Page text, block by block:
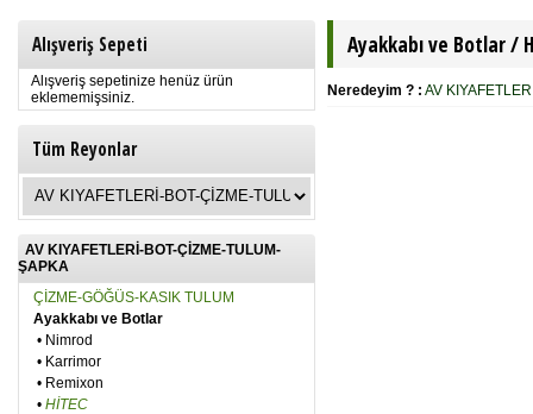
Alışveriş Sepeti
Alışveriş sepetinize henüz ürün
eklememişsiniz.
Tüm Reyonlar
AV KIYAFETLERİ-BOT-ÇİZME-TULUM-
ŞAPKA
ÇİZME-GÖĞÜS-KASIK TULUM
Ayakkabı ve Botlar
• Nimrod
• Karrimor
• Remixon
• HİTEC
Ayakkabı ve Botlar /
Neredeyim ? : AV